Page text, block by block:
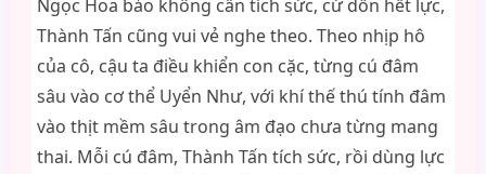
Ngọc Hoa bảo không cần tích sức, cứ dồn hết lực,
Thành Tấn cũng vui vẻ nghe theo. Theo nhịp hô
của cô, cậu ta điều khiển con cặc, từng cú đâm
sâu vào cơ thể Uyển Như, với khí thế thú tính đâm
vào thịt mềm sâu trong âm đạo chưa từng mang
thai. Mỗi cú đâm, Thành Tấn tích sức, rồi dùng lực